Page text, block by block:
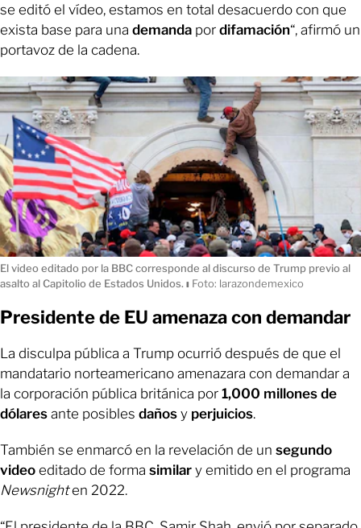
se editó el vídeo, estamos en total desacuerdo con que
exista base para una demanda por difamación“, afirmó un
portavoz de la cadena.
El video editado por la BBC corresponde al discurso de Trump previo al
asalto al Capitolio de Estados Unidos. ı Foto: larazondemexico
Presidente de EU amenaza con demandar
La disculpa pública a Trump ocurrió después de que el
mandatario norteamericano amenazara con demandar a
la corporación pública británica por 1,000 millones de
dólares ante posibles daños y perjuicios.
También se enmarcó en la revelación de un segundo
video editado de forma similar y emitido en el programa
Newsnighten 2022.